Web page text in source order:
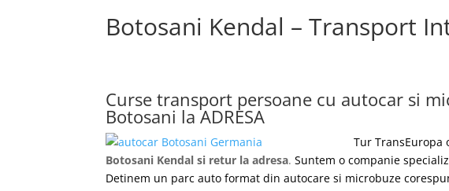
Botosani Kendal – Transport
Curse transport persoane cu autocar si
Botosani la ADRESA
Tur TransEuropa
Botosani Kendal si retur la adresa.Suntem o companie
Detinem un parc auto format din autocare si microbuze